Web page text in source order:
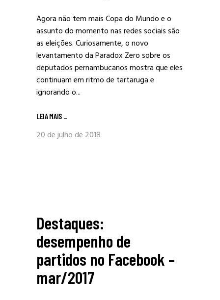
Agora não tem mais Copa do Mundo e o
assunto do momento nas redes sociais são
as eleições. Curiosamente, o novo
levantamento da Paradox Zero sobre os
deputados pernambucanos mostra que eles
continuam em ritmo de tartaruga e
ignorando o...
LEIA MAIS _
20 de julho de 2018
Destaques:
desempenho de
partidos no Facebook –
mar/2017